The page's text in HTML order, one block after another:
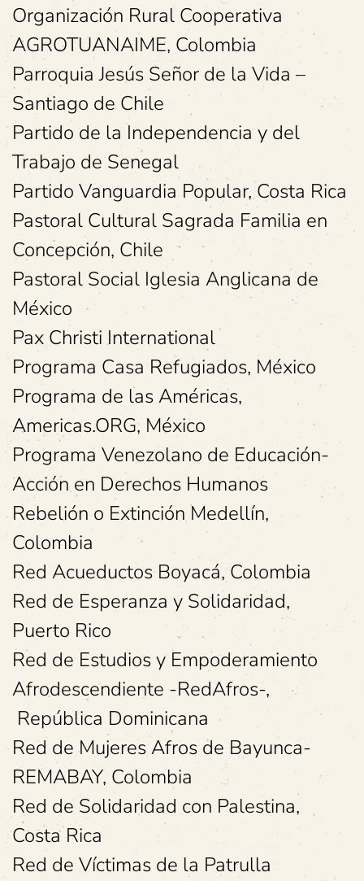
Organización Rural Cooperativa
AGROTUANAIME, Colombia
Parroquia Jesús Señor de la Vida –
Santiago de Chile
Partido de la Independencia y del
Trabajo de Senegal
Partido Vanguardia Popular, Costa Rica
Pastoral Cultural Sagrada Familia en
Concepción, Chile
Pastoral Social Iglesia Anglicana de
México
Pax Christi International
Programa Casa Refugiados, México
Programa de las Américas,
Americas.ORG, México
Programa Venezolano de Educación-
Acción en Derechos Humanos
Rebelión o Extinción Medellín,
Colombia
Red Acueductos Boyacá, Colombia
Red de Esperanza y Solidaridad,
Puerto Rico
Red de Estudios y Empoderamiento
Afrodescendiente -RedAfros-,
República Dominicana
Red de Mujeres Afros de Bayunca-
REMABAY, Colombia
Red de Solidaridad con Palestina,
Costa Rica
Red de Víctimas de la Patrulla